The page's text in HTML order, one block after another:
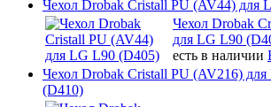
Чехол Drobak Cristall PU (AV44) для
Чехол Drobak
для LG L90
есть в наличии
Чехол Drobak Cristall PU (AV216)
(D410)